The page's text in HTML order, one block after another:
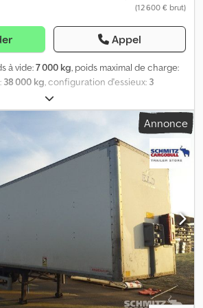
(12 600 € brut)
Appel
à vide:7 000 kg, poids maximal de charge:
38 000 kg, configuration d'essieux: 3
air, dimension des pneus:385/65
, kilométrage:
, Poids à vide : 7 000 kg, poids total
: 38 000 kg, dimensions du pneu :
: , 2e essieu : , 3e essieu : , suspension
anti-encastrement, système de freinage
pour extincteur, hayon élévateur,
par essieu, fiche de raccordement 1 x 15
de frein : essieu 1, épaisseur restante :
: 20 %, essieu 2, épaisseur restante :
: 20 %, essieu 3, épaisseur restante :
: 20 %, date de la prochaine inspection
trouverez un aperçu de tous nos
sur notre site web. Vous avez besoin d’un
Annonce